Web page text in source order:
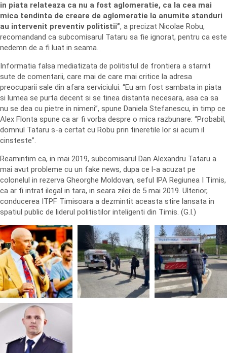
in piata relateaza ca nu a fost aglomeratie, ca la cea mai
mica tendinta de creare de aglomeratie la anumite standuri
au intervenit preventiv politistii”, a precizat Nicolae Robu,
recomandand ca subcomisarul Tataru sa fie ignorat, pentru ca este
nedemn de a fi luat in seama.
Informatia falsa mediatizata de politistul de frontiera a starnit
sute de comentarii, care mai de care mai critice la adresa
preocuparii sale din afara serviciului. “Eu am fost sambata in piata
si lumea se purta decent si se tinea distanta necesara, asa ca sa
nu se dea cu pietre in nimeni”, spune Daniela Stefanescu, in timp ce
Alex Flonta spune ca ar fi vorba despre o mica razbunare: “Probabil,
domnul Tataru s-a certat cu Robu prin tineretile lor si acum il
cinsteste”.
Reamintim ca, in mai 2019, subcomisarul Dan Alexandru Tataru a
mai avut probleme cu un fake news, dupa ce l-a acuzat pe
colonelul in rezerva Gheorghe Moldovan, seful IPA Regiunea I Timis,
ca ar fi intrat ilegal in tara, in seara zilei de 5 mai 2019. Ulterior,
conducerea ITPF Timisoara a dezmintit aceasta stire lansata in
spatiul public de liderul politistilor inteligenti din Timis. (G.I.)